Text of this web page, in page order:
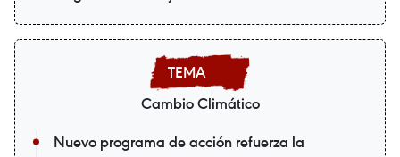
Cambio Climático
Nuevo programa de acción refuerza la